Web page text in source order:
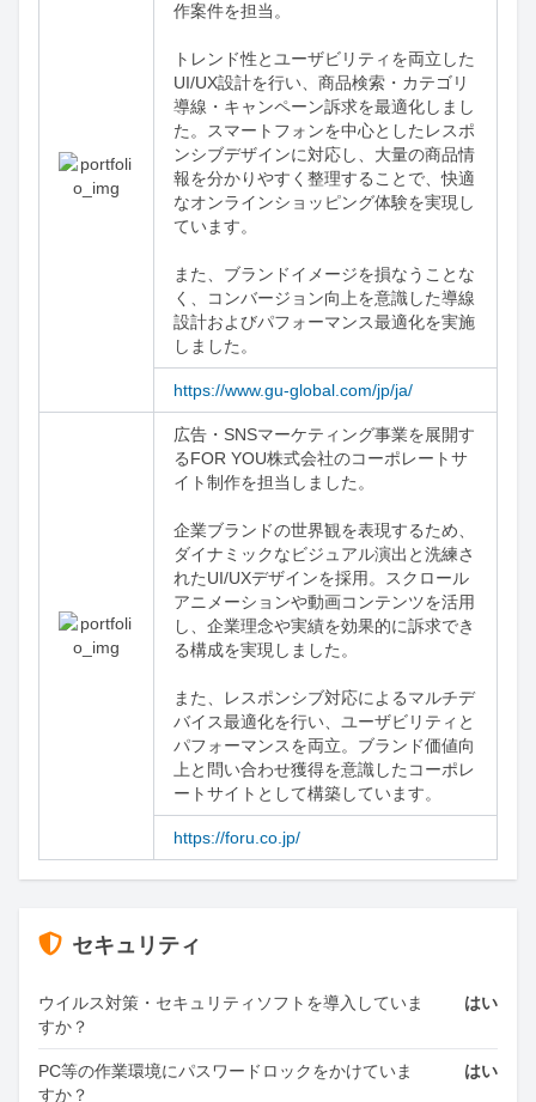
作案件を担当。
トレンド性とユーザビリティを両立した
UI/UX設計を行い、商品検索・カテゴリ
導線・キャンペーン訴求を最適化しまし
た。スマートフォンを中心としたレスポ
ンシブデザインに対応し、大量の商品情
報を分かりやすく整理することで、快適
なオンラインショッピング体験を実現し
ています。
また、ブランドイメージを損なうことな
く、コンバージョン向上を意識した導線
設計およびパフォーマンス最適化を実施
しました。
https://www.gu-global.com/jp/ja/
広告・SNSマーケティング事業を展開す
るFOR YOU株式会社のコーポレートサ
イト制作を担当しました。
企業ブランドの世界観を表現するため、
ダイナミックなビジュアル演出と洗練さ
れたUI/UXデザインを採用。スクロール
アニメーションや動画コンテンツを活用
し、企業理念や実績を効果的に訴求でき
る構成を実現しました。
また、レスポンシブ対応によるマルチデ
バイス最適化を行い、ユーザビリティと
パフォーマンスを両立。ブランド価値向
上と問い合わせ獲得を意識したコーポレ
ートサイトとして構築しています。
https://foru.co.jp/
セキュリティ
ウイルス対策・セキュリティソフトを導入していま
すか？
はい
PC等の作業環境にパスワードロックをかけていま
すか？
はい